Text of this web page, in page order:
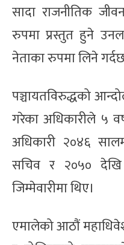
सादा राजनीतिक
रुपमा प्रस्तुत हुने
नेताका रुपमा लिने
पञ्चायतविरुद्धको
गरेका अधिकारीले ५
अधिकारी २०४६
सचिव र २०५० देखि
जिम्मेवारीमा थिए।
एमालेको आठौं